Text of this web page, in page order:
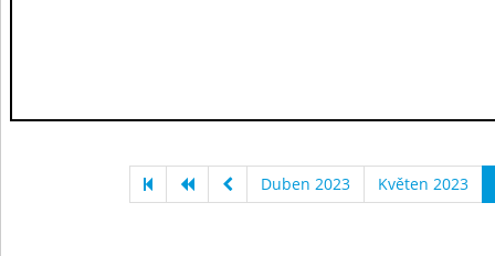
Duben 2023 Květen 2023